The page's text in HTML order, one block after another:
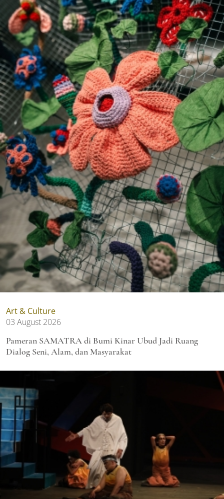
Art & Culture
03 August 2026
Pameran SAMATRA di Bumi Kinar Ubud Jadi Ruang
Dialog Seni, Alam, dan Masyarakat